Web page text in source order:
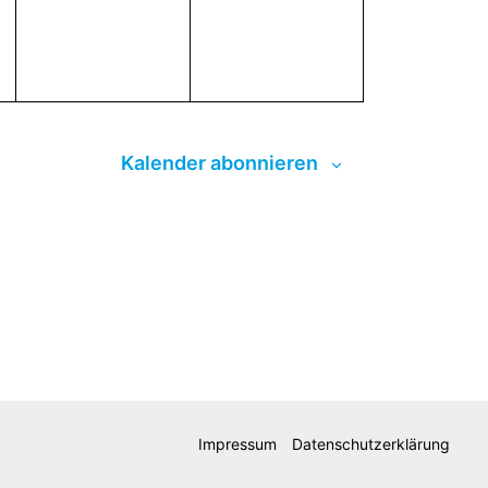
Kalender abonnieren
Impressum Datenschutzerklärung